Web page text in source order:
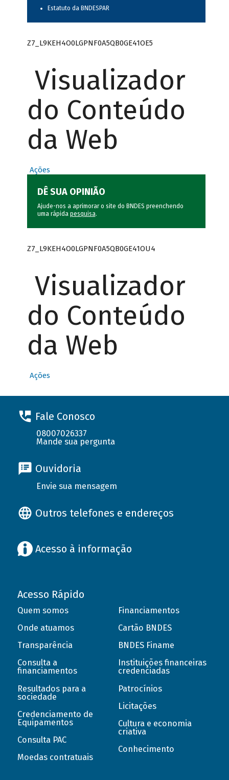
Estatuto da BNDESPAR
Z7_L9KEH4O0LGPNF0A5QB0GE41OE5
Visualizador
do Conteúdo
da Web
Ações
DÊ SUA OPINIÃO
Ajude-nos a aprimorar o site do BNDES preenchendo
uma rápida pesquisa.
Z7_L9KEH4O0LGPNF0A5QB0GE41OU4
Visualizador
do Conteúdo
da Web
Ações
Fale Conosco
08007026337
Mande sua pergunta
Ouvidoria
Envie sua mensagem
Outros telefones e endereços
Acesso à informação
Acesso Rápido
Quem somos
Onde atuamos
Transparência
Consulta a
financiamentos
Resultados para a
sociedade
Credenciamento de
Equipamentos
Consulta PAC
Moedas contratuais
Financiamentos
Cartão BNDES
BNDES Finame
Instituições financeiras
credenciadas
Patrocínios
Licitações
Cultura e economia
criativa
Conhecimento